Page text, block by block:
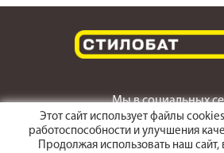
Мы в социальных
Этот сайт использует файлы
работоспособности и улучшения
Продолжая использовать наш сайт,